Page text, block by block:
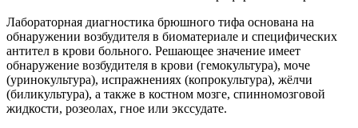
Лабораторная диагностика брюшного тифа основана на
обнаружении возбудителя в биоматериале и специфических
антител в крови больного. Решающее значение имеет
обнаружение возбудителя в крови (гемокультура), моче
(уринокультура), испражнениях (копрокультура), жёлчи
(биликультура), а также в костном мозге, спинномозговой
жидкости, розеолах, гное или экссудате.